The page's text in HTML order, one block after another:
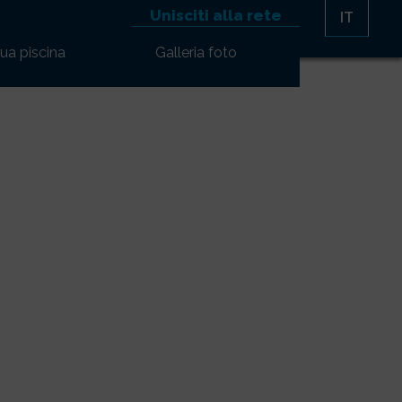
Unisciti alla rete IT
piscina Galleria foto